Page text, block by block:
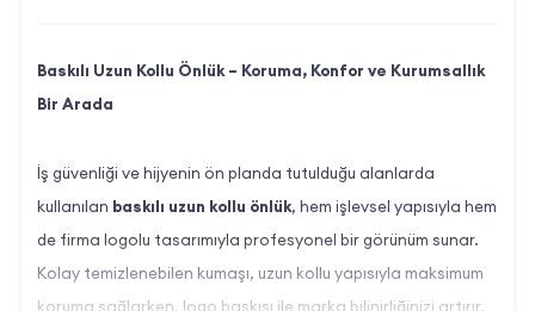
Baskılı Uzun Kollu Önlük – Koruma, Konfor ve Kurumsallık
Bir Arada
İş güvenliği ve hijyenin ön planda tutulduğu alanlarda
kullanılan baskılı uzun kollu önlük, hem işlevsel yapısıyla hem
de firma logolu tasarımıyla profesyonel bir görünüm sunar.
Kolay temizlenebilen kumaşı, uzun kollu yapısıyla maksimum
koruma sağlarken, logo baskısı ile marka bilinirliğinizi artırır.